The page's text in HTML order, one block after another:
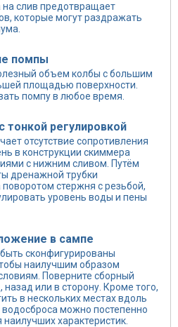
на слив предотвращает
которые могут раздражать
помпы
объем колбы с большим
площадью поверхности.
помпу в любое время.
тонкой регулировкой
отсутствие сопротивления
в конструкции скиммера
с нижним сливом. Путём
дренажной трубки
стержня с резьбой,
уровень воды и пены
в сампе
сконфигурированы
наилучшим образом
Поверните сборный
или в сторону. Кроме того,
в нескольких местах вдоль
можно постепенно
характеристик.